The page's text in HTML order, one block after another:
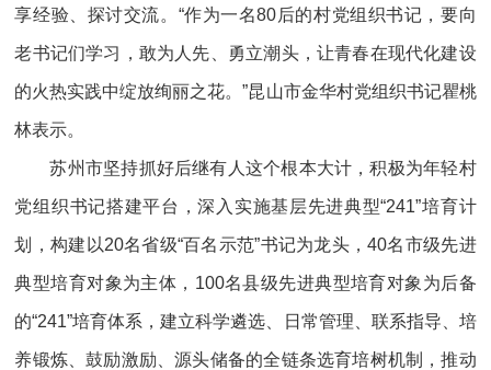
享经验、探讨交流。“作为一名80后的村党组织书记，要向
老书记们学习，敢为人先、勇立潮头，让青春在现代化建设
的火热实践中绽放绚丽之花。”昆山市金华村党组织书记瞿桃
林表示。
苏州市坚持抓好后继有人这个根本大计，积极为年轻村
党组织书记搭建平台，深入实施基层先进典型“241”培育计
划，构建以20名省级“百名示范”书记为龙头，40名市级先进
典型培育对象为主体，100名县级先进典型培育对象为后备
的“241”培育体系，建立科学遴选、日常管理、联系指导、培
养锻炼、鼓励激励、源头储备的全链条选育培树机制，推动